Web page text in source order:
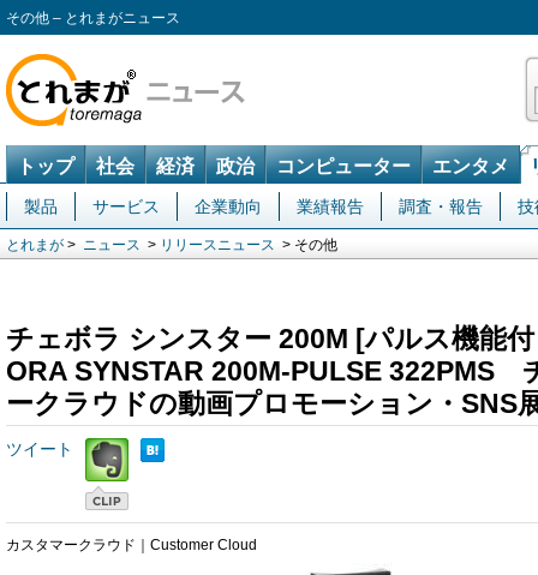
その他 – とれまがニュース
トップ 社会 経済 政治 コンピューター エンタメ
製品 サービス 企業動向 業績報告 調査・報告 技
とれまが > ニュース > リリースニュース > その他
チェボラ シンスター 200M [パルス機能
ORA SYNSTAR 200M-PULSE 322PMS
ークラウドの動画プロモーション・SNS
ツイート
カスタマークラウド｜Customer Cloud